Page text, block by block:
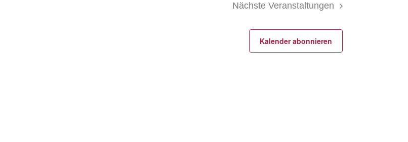
NächsteVeranstaltungen
Kalender abonnieren